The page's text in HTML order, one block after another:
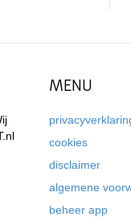
MENU
cookies
disclaimer
algemene
beheer app